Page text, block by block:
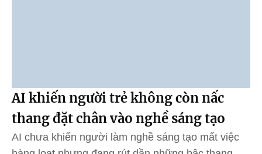
AI khiến người trẻ không còn nấc
thang đặt chân vào nghề sáng tạo
AI chưa khiến người làm nghề sáng tạo mất việc